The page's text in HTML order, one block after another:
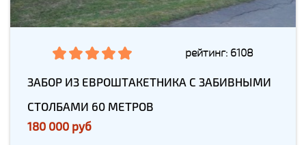
рейтинг: 6108
ЗАБОР ИЗ ЕВРОШТАКЕТНИКА С ЗАБИВНЫМИ
СТОЛБАМИ 60 МЕТРОВ
180 000 руб